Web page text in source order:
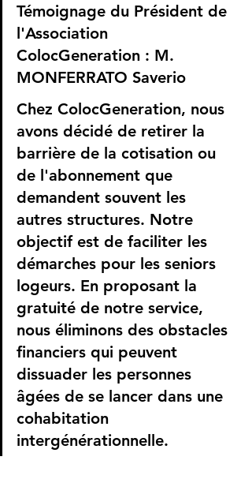
Témoignage du Président de
l'Association
ColocGeneration : M.
MONFERRATO Saverio
Chez ColocGeneration, nous
avons décidé de retirer la
barrière de la cotisation ou
de l'abonnement que
demandent souvent les
autres structures. Notre
objectif est de faciliter les
démarches pour les seniors
logeurs. En proposant la
gratuité de notre service,
nous éliminons des obstacles
financiers qui peuvent
dissuader les personnes
âgées de se lancer dans une
cohabitation
intergénérationnelle.